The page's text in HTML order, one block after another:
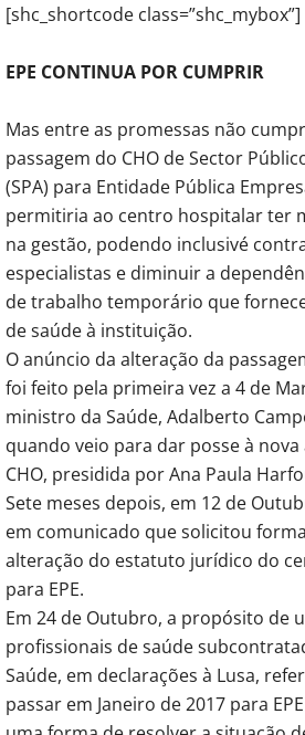
[shc_shortcode class=”shc_mybox”]
EPE CONTINUA POR CUMPRIR
Mas entre as promessas não
passagem do CHO de Sector
(SPA) para Entidade Pública
permitiria ao centro hospitalar ter
na gestão, podendo inclusivé
especialistas e diminuir a
de trabalho temporário que
de saúde à instituição.
O anúncio da alteração da
foi feito pela primeira vez a 4 de
ministro da Saúde, Adalberto
quando veio para dar posse à
CHO, presidida por Ana Paula
Sete meses depois, em 12 de
em comunicado que solicitou
alteração do estatuto jurídico do
para EPE.
Em 24 de Outubro, a propósito de
profissionais de saúde
Saúde, em declarações à Lusa,
passar em Janeiro de 2017 para